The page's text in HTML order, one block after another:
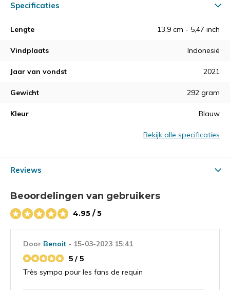
Specificaties
Lengte 13,9 cm - 5,47 inch
Vindplaats Indonesië
Jaar van vondst 2021
Gewicht 292 gram
Kleur Blauw
Bekijk alle specificaties
Reviews
Beoordelingen van gebruikers
4.95 / 5
Door Benoit - 15-03-2023 15:41
5 / 5
Très sympa pour les fans de requin